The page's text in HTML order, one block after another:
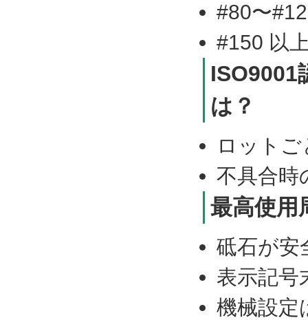
#80〜
#150 以
ISO9001
は？
ロット
不具合時
最高使用
砥石が安
表示記号
機械設定